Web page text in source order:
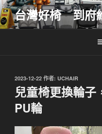
跳
至
主
台灣好椅 到府
發
佈
於
2023-12-22 作者: UCHAIR
兒童椅更換輪子
PU輪